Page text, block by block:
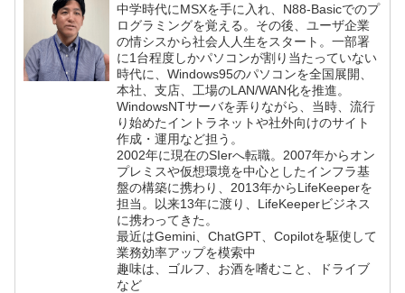
中学時代にMSXを手に入れ、N88-Basicでのプ
ログラミングを覚える。その後、ユーザ企業
の情シスから社会人人生をスタート。一部署
に1台程度しかパソコンが割り当たっていない
時代に、Windows95のパソコンを全国展開、
本社、支店、工場のLAN/WAN化を推進。
WindowsNTサーバを弄りながら、当時、流行
り始めたイントラネットや社外向けのサイト
作成・運用など担う。
2002年に現在のSIerへ転職。2007年からオン
プレミスや仮想環境を中心としたインフラ基
盤の構築に携わり、2013年からLifeKeeperを
担当。以来13年に渡り、LifeKeeperビジネス
に携わってきた。
最近はGemini、ChatGPT、Copilotを駆使して
業務効率アップを模索中
趣味は、ゴルフ、お酒を嗜むこと、ドライブ
など